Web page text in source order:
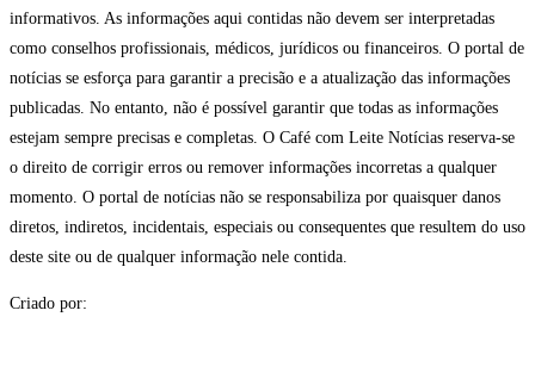
informativos. As informações aqui contidas não devem ser interpretadas
como conselhos profissionais, médicos, jurídicos ou financeiros. O portal de
notícias se esforça para garantir a precisão e a atualização das informações
publicadas. No entanto, não é possível garantir que todas as informações
estejam sempre precisas e completas. O Café com Leite Notícias reserva-se
o direito de corrigir erros ou remover informações incorretas a qualquer
momento. O portal de notícias não se responsabiliza por quaisquer danos
diretos, indiretos, incidentais, especiais ou consequentes que resultem do uso
deste site ou de qualquer informação nele contida.
Criado por: